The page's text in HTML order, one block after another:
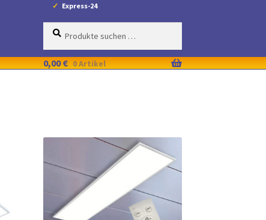
Express-24
Suche
Suchen
0,00€ 0 Artikel